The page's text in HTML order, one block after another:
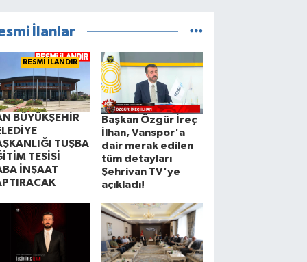
İlanlar
RESMİ İLANDIR
BÜYÜKŞEHİR
TUŞBA
TESİSİ
İNŞAAT
Başkan Özgür İreç
İlhan, Vanspor'a
dair merak edilen
tüm detayları
Şehrivan TV'ye
açıkladı!